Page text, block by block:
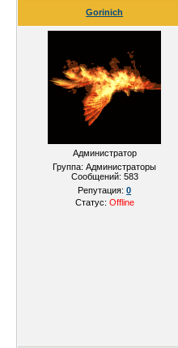
Gorinich
Администратор
Группа: Администраторы
Сообщений: 583
Репутация:0
Статус: Offline